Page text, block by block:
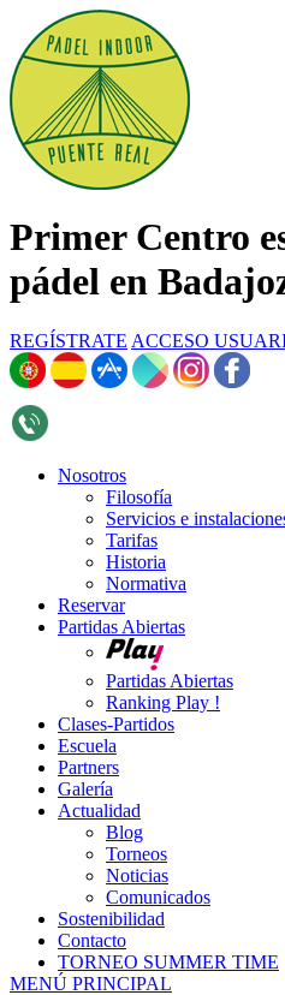
Primer Centro
pádel en
REGÍSTRATE ACCESO
Nosotros
Filosofía
Servicios e
Tarifas
Historia
Normativa
Reservar
Partidas Abiertas
Partidas Abiertas
Ranking Play !
Clases-Partidos
Escuela
Partners
Galería
Actualidad
Blog
Torneos
Noticias
Comunicados
Sostenibilidad
Contacto
TORNEO SUMMER TIME
MENÚ PRINCIPAL